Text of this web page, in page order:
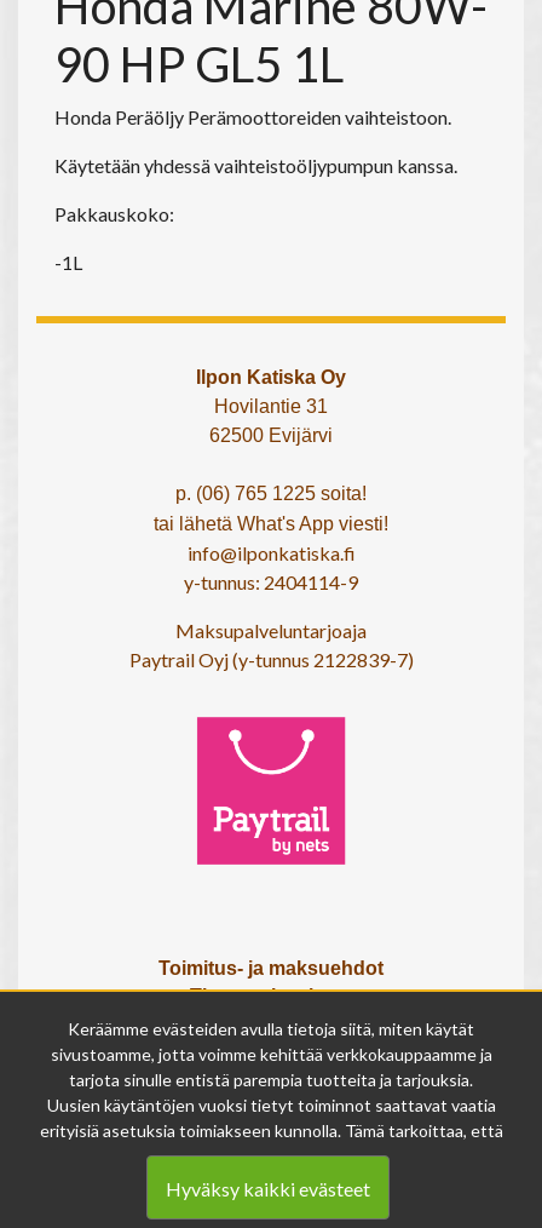
90 HP GL5 1L
Honda Peräöljy Perämoottoreiden vaihteistoon.
Käytetään yhdessä vaihteistoöljypumpun kanssa.
Pakkauskoko:
-1L
Ilpon Katiska Oy
Hovilantie 31
62500 Evijärvi
p. (06) 765 1225 soita!
tai lähetä What's App viesti!
info@ilponkatiska.fi
y-tunnus: 2404114-9
Maksupalveluntarjoaja
Paytrail Oyj (y-tunnus 2122839-7)
Toimitus- ja maksuehdot
Tietosuojaseloste
Tietoa meistä
Osta lahjakortti
Tilauksen peruutuslomake
Olemme avoinna
ma - pe 9 - 17
la 9 - 14
su suljettu
Keräämme evästeiden avulla tietoja siitä, miten käytät
sivustoamme, jotta voimme kehittää verkkokauppaamme ja
tarjota sinulle entistä parempia tuotteita ja tarjouksia.
Uusien käytäntöjen vuoksi tietyt toiminnot saattavat vaatia
erityisiä asetuksia toimiakseen kunnolla. Tämä tarkoittaa, että
joissakin tapauksissa anonymisoidut tiedot voivat kertyä,
vaikka olisit kieltänyt evästeiden käytön. Näitä tietoja
käytetään ainoastaan palvelumme parantamiseen, eikä niistä
Hyväksy kaikki evästeet